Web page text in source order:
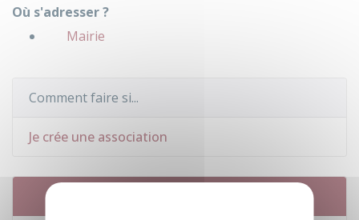
Où s'adresser ?
Mairie
Comment faire si...
Je crée une association